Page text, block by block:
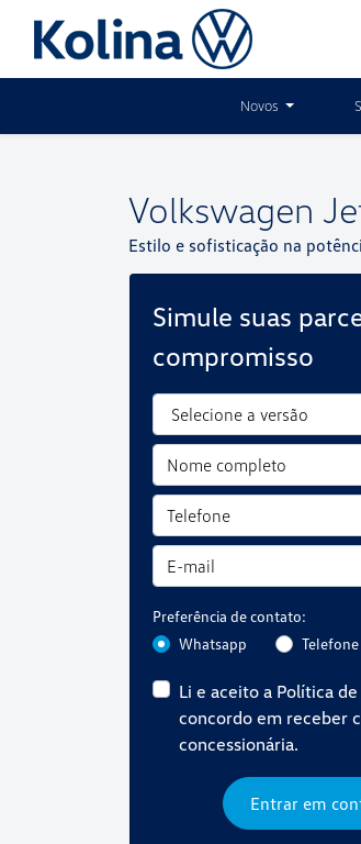
Novos
Volkswagen
Estilo e sofisticação na
Simule suas
compromisso
Preferência de contato:
Whatsapp
Telefone
Li e aceito a Política
concordo em receber
concessionária.
Entrar em